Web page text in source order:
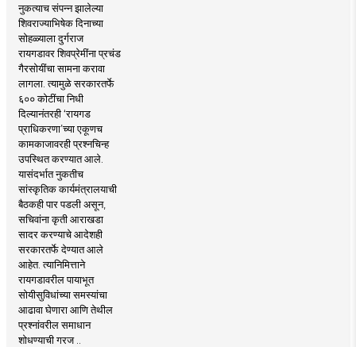
नुकत्याच संपन्न झालेल्या
शिवराज्याभिषेक दिनाच्या
सोहळ्याला दुर्गराज
रायगडावर शिवप्रेमींना प्रचंड
गैरसोयींचा सामना करावा
लागला. त्यामुळे सरकारतर्फे
६०० कोटींचा निधी
दिल्यानंतरही ‘रायगड
प्राधिकरणा’च्या एकूणच
कामकाजावरही प्रश्नचिन्ह
उपस्थित करण्यात आले.
यासंदर्भात नुकतीच
सांस्कृतिक कार्यमंत्रालयाची
बैठकही पार पडली असून,
सचिवांना कृती आराखडा
सादर करण्याचे आदेशही
सरकारतर्फे देण्यात आले
आहेत. त्यानिमित्ताने
रायगडावरील पायाभूत
सोयीसुविधांच्या समस्यांचा
आढावा घेणारा आणि तेथील
प्रश्नांवरील समाधान
शोधण्याची गरज ..